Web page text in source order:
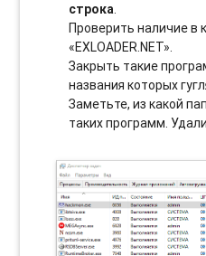
строка.
Проверить наличие в
«EXLOADER.NET».
Закрыть такие
названия которых
Заметьте, из какой
таких программ.